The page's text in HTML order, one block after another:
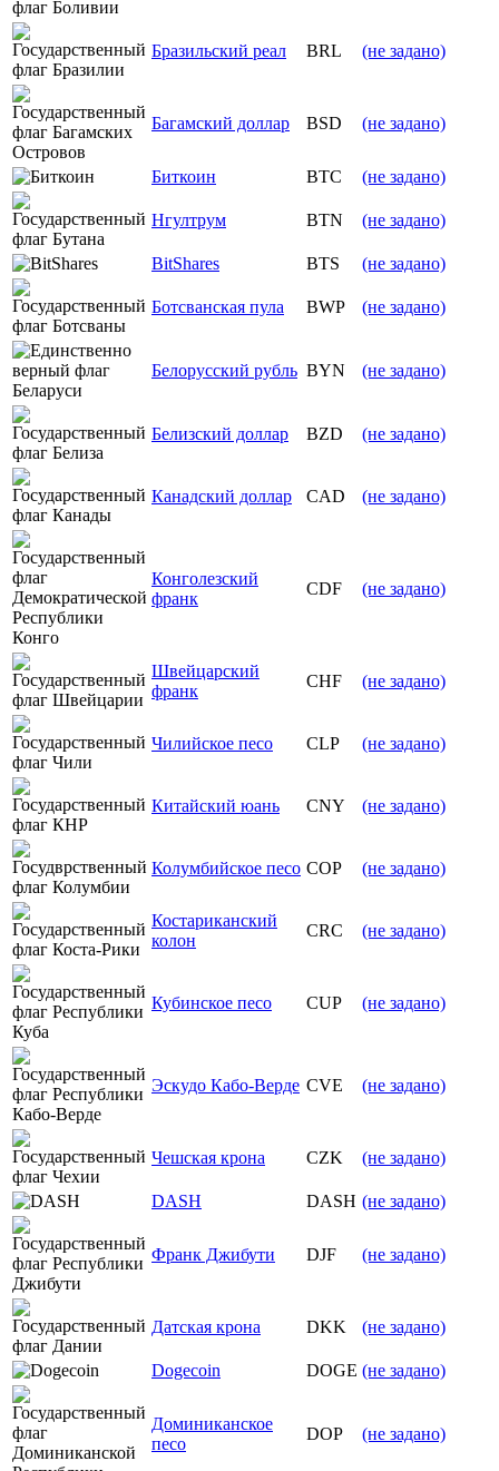
Бразильский реал BRL (не задано)
Багамский доллар BSD (не задано)
Биткоин BTC (не задано)
Нгултрум BTN (не задано)
BitShares BTS (не задано)
Ботсванская пула BWP (не задано)
Белорусский рубль BYN (не задано)
Белизский доллар BZD (не задано)
Канадский доллар CAD (не задано)
Конголезский
франк
CDF (не задано)
Швейцарский
франк
CHF (не задано)
Чилийское песо CLP (не задано)
Китайский юань CNY (не задано)
Колумбийское песо COP (не задано)
Костариканский
колон
CRC (не задано)
Кубинское песо CUP (не задано)
Эскудо Кабо-Верде CVE (не задано)
Чешская крона CZK (не задано)
DASH DASH (не задано)
Франк Джибути DJF (не задано)
Датская крона DKK (не задано)
Dogecoin DOGE (не задано)
Доминиканское
песо
DOP (не задано)